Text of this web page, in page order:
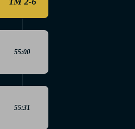
55:00
55:31